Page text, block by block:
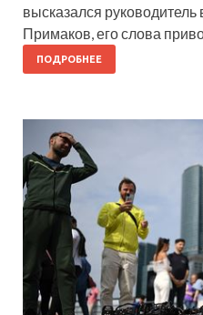
высказался
Примаков, его слова
ПОДРОБНЕЕ